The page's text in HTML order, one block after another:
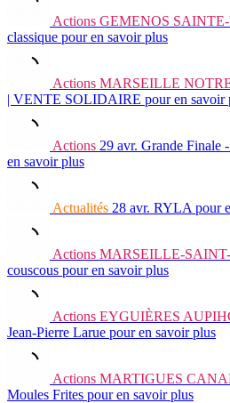
Actions GEMENOS
classique pour en savoir plus
Actions MARSEILLE
| VENTE SOLIDAIRE pour en savoir
Actions 29 avr. Grande Finale
en savoir plus
Actualités 28 avr. RYLA pour
Actions MARSEILLE-
couscous pour en savoir plus
Actions EYGUIÈRES
Jean-Pierre Larue pour en savoir plus
Actions MARTIGUES
Moules Frites pour en savoir plus